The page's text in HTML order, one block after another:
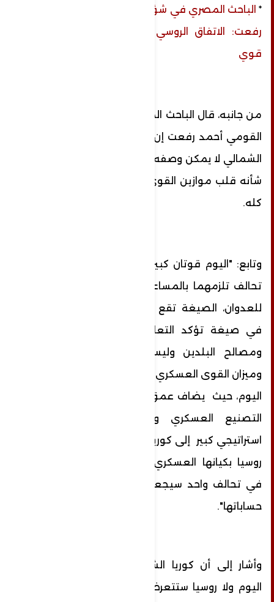
* الباحث المصري في شؤون الأمن القومي أحمد
رفعت: الاتفاق الروسي الكوري الشمالي زلزال
قوي
من جانبه، قال الباحث المصري في شؤون الأمن
القومي أحمد رفعت إن الاتفاق الروسي الكوري
الشمالي لا يمكن وصفه إلا بزلزال استراتيجي من
شأنه قلب موازين القوى والعلاقات في العالم
كله.
وتابع: "اليوم قوتان كبيرتان جدا توقعان وثيقة
تحالف تلزمهما بالمساعدة عن تعرض أحدهما
للعدوان، الصيغة تقع بين الاتفاق والمعاهدة
في صيغة تؤكد التعاون للدفاع عن أراضي
ومصالح البلدين وليس للعدوان على أحد،
وميزان القوى العسكري في أوروبا والعالم يتبدل
اليوم، حيث يضاف عمق كبير لروسيا خاصة في
التصنيع العسكري والذخيرة ويضاف بعد
استراتيجي كبير إلى كوريا الشمالية بالتحالف مع
روسيا بكيانها العسكري الضخم، وكلاهما معا
في تحالف واحد سيجعل كل دول العالم تغير
حساباتها".
وأشار إلى أن كوريا الشمالية ليست بمفردها
اليوم ولا روسيا ستتعرض لأزمة امدادات حربية،